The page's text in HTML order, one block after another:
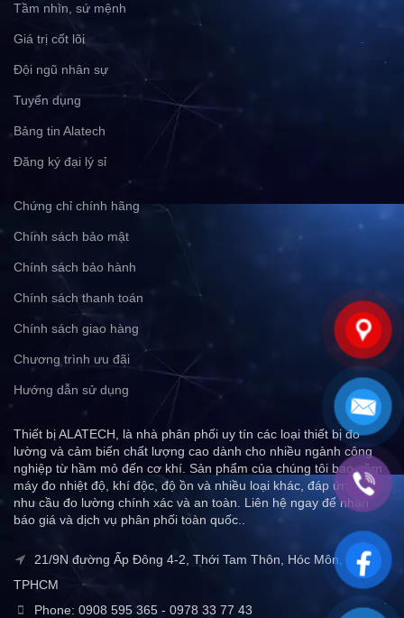
Tầm nhìn, sứ mệnh
Giá trị cốt lõi
Đội ngũ nhân sự
Tuyển dụng
Bảng tin Alatech
Đăng ký đại lý sỉ
Chứng chỉ chính hãng
Chính sách bảo mật
Chính sách bảo hành
Chính sách thanh toán
Chính sách giao hàng
Chương trình ưu đãi
Hướng dẫn sử dụng
Thiết bị ALATECH, là nhà phân phối uy tín các loại thiết bị đo
lường và cảm biến chất lượng cao dành cho nhiều ngành công
nghiệp từ hầm mỏ đến cơ khí. Sản phẩm của chúng tôi bao gồm
máy đo nhiệt độ, khí độc, độ ồn và nhiều loại khác, đáp ứng mọi
nhu cầu đo lường chính xác và an toàn. Liên hệ ngay để nhận
báo giá và dịch vụ phân phối toàn quốc..
21/9N đường Ấp Đông 4-2, Thới Tam Thôn, Hóc Môn,
TPHCM
Phone: 0908 595 365 - 0978 33 77 43